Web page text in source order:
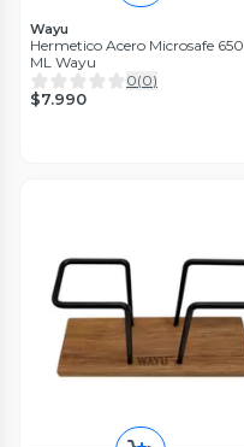
Wayu
Hermetico Acero Microsafe 650
ML Wayu
0(0)
$7.990